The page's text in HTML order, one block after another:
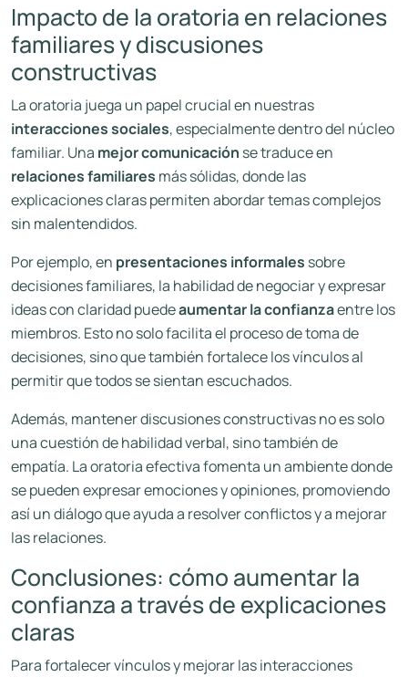
Impacto de la oratoria en relaciones
familiares y discusiones
constructivas
La oratoria juega un papel crucial en nuestras
interacciones sociales, especialmente dentro del núcleo
familiar. Una mejor comunicación se traduce en
relaciones familiares más sólidas, donde las
explicaciones claras permiten abordar temas complejos
sin malentendidos.
Por ejemplo, en presentaciones informales sobre
decisiones familiares, la habilidad de negociar y expresar
ideas con claridad puedeaumentar la confianzaentre los
miembros. Esto no solo facilita el proceso de toma de
decisiones, sino que también fortalece los vínculos al
permitir que todos se sientan escuchados.
Además, mantener discusiones constructivas no es solo
una cuestión de habilidad verbal, sino también de
empatía. La oratoria efectiva fomenta un ambiente donde
se pueden expresar emociones y opiniones, promoviendo
así un diálogo que ayuda a resolver conflictos y a mejorar
las relaciones.
Conclusiones: cómo aumentar la
confianza a través de explicaciones
claras
Para fortalecer vínculos y mejorar las interacciones